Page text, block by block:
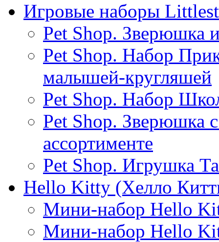
Игровые наборы
Pet Shop. Зверюшка
Pet Shop. Набор
малышей-кругляшей
Pet Shop. Набор
Pet Shop. Зверюшка
ассортименте
Pet Shop. Игрушка
Hello Kitty (Хелло
Мини-набор Hello
Мини-набор Hello